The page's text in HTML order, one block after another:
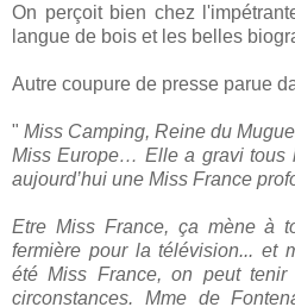
On perçoit bien chez
langue de bois et les belles
Autre coupure de presse parue
" Miss Camping, Reine du
Miss Europe… Elle a gravi tous
aujourd’hui une Miss France
Etre Miss France, ça mène à
fermière pour la télévision... et
été Miss France, on peut
circonstances. Mme de